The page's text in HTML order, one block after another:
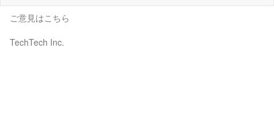
ご意見はこちら
TechTech Inc.